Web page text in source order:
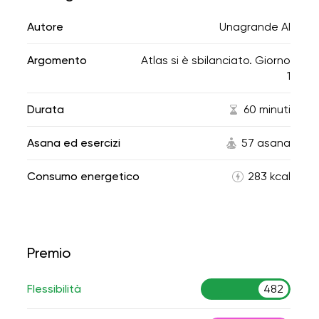
Autore Unagrande AI
Argomento
Atlas si è sbilanciato. Giorno
1
Durata 60 minuti
Asana ed esercizi 57 asana
Consumo energetico 283 kcal
Premio
Flessibilità 482